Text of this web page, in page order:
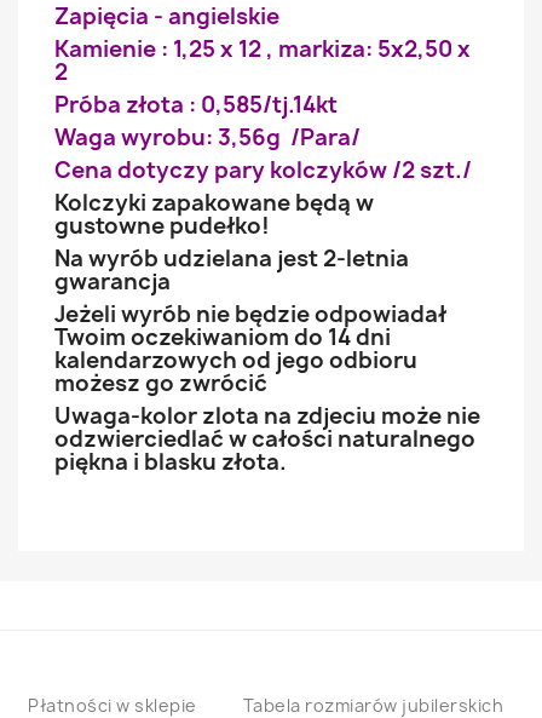
Zapięcia - angielskie
Kamienie : 1,25 x 12 , markiza: 5x2,50 x
2
Próba złota : 0,585/tj.14kt
Waga wyrobu: 3,56g /Para/
Cena dotyczy pary kolczyków /2 szt./
Kolczyki zapakowane będą w
gustowne pudełko!
Na wyrób udzielana jest 2-letnia
gwarancja
Jeżeli wyrób nie będzie odpowiadał
Twoim oczekiwaniom do 14 dni
kalendarzowych od jego odbioru
możesz go zwrócić
Uwaga-kolor zlota na zdjeciu może nie
odzwierciedlać w całości naturalnego
piękna i blasku złota.
Płatności w sklepie
Tabela rozmiarów jubilerskich